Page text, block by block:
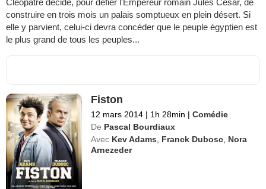
Cléopâtre décide, pour défier l'Empereur romain Jules César, de
construire en trois mois un palais somptueux en plein désert. Si
elle y parvient, celui-ci devra concéder que le peuple égyptien est
le plus grand de tous les peuples...
Fiston
12 mars 2014 | 1h 28min | Comédie
De Pascal Bourdiaux
Avec Kev Adams Franck Dubosc Nora
Arnezeder